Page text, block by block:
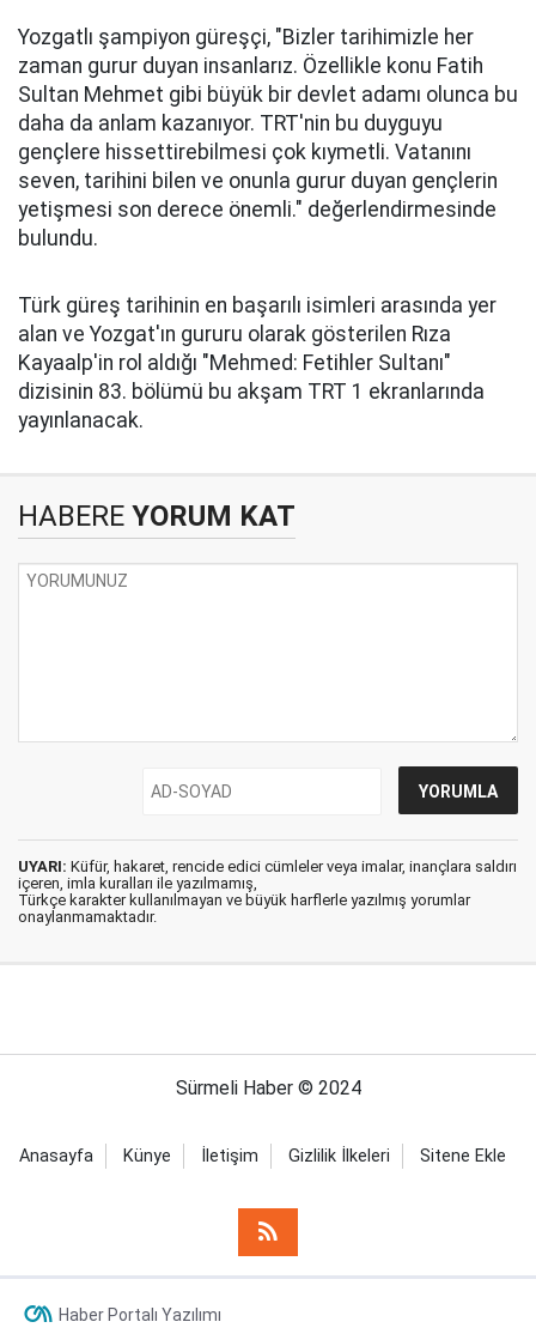
Yozgatlı şampiyon güreşçi, "Bizler tarihimizle her
zaman gurur duyan insanlarız. Özellikle konu Fatih
Sultan Mehmet gibi büyük bir devlet adamı olunca bu
daha da anlam kazanıyor. TRT'nin bu duyguyu
gençlere hissettirebilmesi çok kıymetli. Vatanını
seven, tarihini bilen ve onunla gurur duyan gençlerin
yetişmesi son derece önemli." değerlendirmesinde
bulundu.
Türk güreş tarihinin en başarılı isimleri arasında yer
alan ve Yozgat'ın gururu olarak gösterilen Rıza
Kayaalp'in rol aldığı "Mehmed: Fetihler Sultanı"
dizisinin 83. bölümü bu akşam TRT 1 ekranlarında
yayınlanacak.
HABERE YORUM KAT
UYARI: Küfür, hakaret, rencide edici cümleler veya imalar, inançlara saldırı
içeren, imla kuralları ile yazılmamış,
Türkçe karakter kullanılmayan ve büyük harflerle yazılmış yorumlar
onaylanmamaktadır.
Sürmeli Haber © 2024
Anasayfa Künye İletişim Gizlilik İlkeleri Sitene Ekle
Haber Portalı Yazılımı